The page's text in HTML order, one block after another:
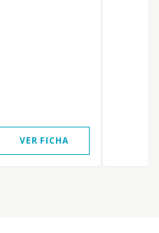
VER FICHA